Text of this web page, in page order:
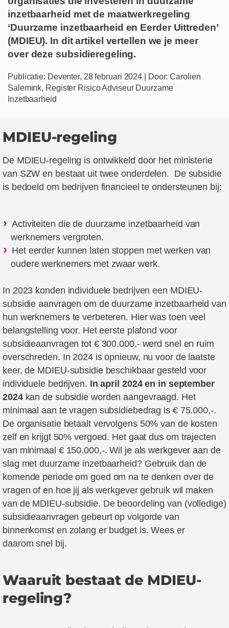
inzetbaarheid met de maatwerkregeling
‘Duurzame inzetbaarheid en Eerder Uittreden’
(MDIEU). In dit artikel vertellen we je meer
over deze subsidieregeling.
Publicatie: Deventer, 28 februari 2024 | Door: Carolien
Salemink, Register Risico Adviseur Duurzame
Inzetbaarheid
MDIEU-regeling
De MDIEU-regeling is ontwikkeld door het ministerie
van SZW en bestaat uit twee onderdelen. De subsidie
is bedoeld om bedrijven financieel te ondersteunen bij:
Activiteiten die de duurzame inzetbaarheid van
werknemers vergroten.
Het eerder kunnen laten stoppen met werken van
oudere werknemers met zwaar werk.
In 2023 konden individuele bedrijven een MDIEU-
subsidie aanvragen om de duurzame inzetbaarheid van
hun werknemers te verbeteren. Hier was toen veel
belangstelling voor. Het eerste plafond voor
subsidieaanvragen tot € 300.000,- werd snel en ruim
overschreden. In 2024 is opnieuw, nu voor de laatste
keer, de MDIEU-subsidie beschikbaar gesteld voor
individuele bedrijven. In april 2024 en in september
2024kan de subsidie worden aangevraagd. Het
minimaal aan te vragen subsidiebedrag is € 75.000,-.
De organisatie betaalt vervolgens50% van de kosten
zelf en krijgt 50% vergoed. Het gaatdus om trajecten
van minimaal € 150.000,-. Wil je als werkgever aan de
slag met duurzame inzetbaarheid? Gebruik dan de
komende periode om goed om na te denken over de
vragen of en hoe jij als werkgever gebruik wil maken
van de MDIEU-subsidie. De beoordeling van (volledige)
subsidieaanvragen gebeurt op volgorde van
binnenkomst en zolang er budget is. Wees er
daarom snel bij.
Waaruit bestaat de MDIEU-
regeling?